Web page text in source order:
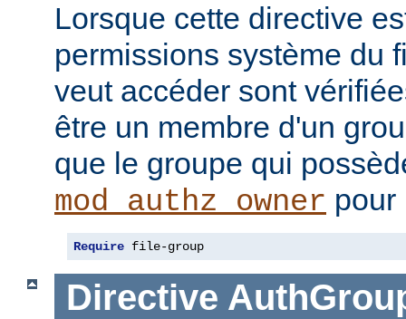
Lorsque cette directive
permissions système du
veut accéder sont
être un membre d'un
que le groupe qui
mod_authz_owner pour
Require file-group
Directive